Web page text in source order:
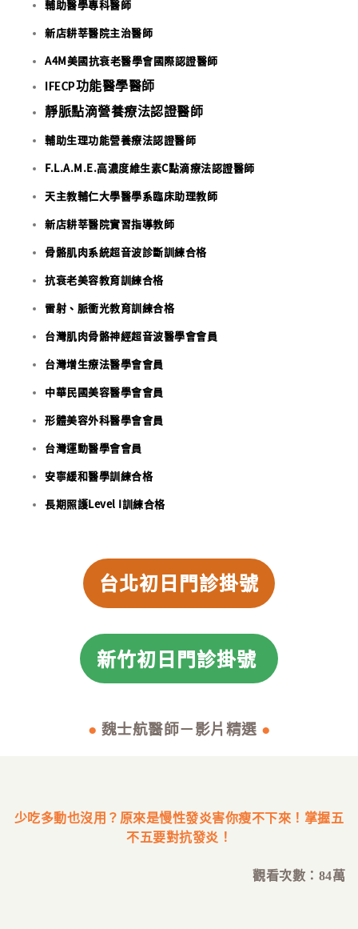
輔助醫學專科醫師
新店耕莘醫院主治醫師
A4M美國抗衰老醫學會國際認證醫師
IFECP功能醫學醫師
靜脈點滴營養療法認證醫師
輔助生理功能營養療法認證醫師
F.L.A.M.E.高濃度維生素C點滴療法認證醫師
天主教輔仁大學醫學系臨床助理教師
新店耕莘醫院實習指導教師
骨骼肌肉系統超音波診斷訓練合格
抗衰老美容教育訓練合格
雷射、脈衝光教育訓練合格
台灣肌肉骨骼神經超音波醫學會會員
台灣增生療法醫學會會員
中華民國美容醫學會會員
形體美容外科醫學會會員
台灣運動醫學會會員
安寧緩和醫學訓練合格
長期照護Level I訓練合格
台北初日門診掛號
新竹初日門診掛號
● 魏士航醫師－影片精選 ●
少吃多動也沒用？原來是慢性發炎害你瘦不下來！ 掌握五
不五要對抗發炎！
觀看次數：84萬